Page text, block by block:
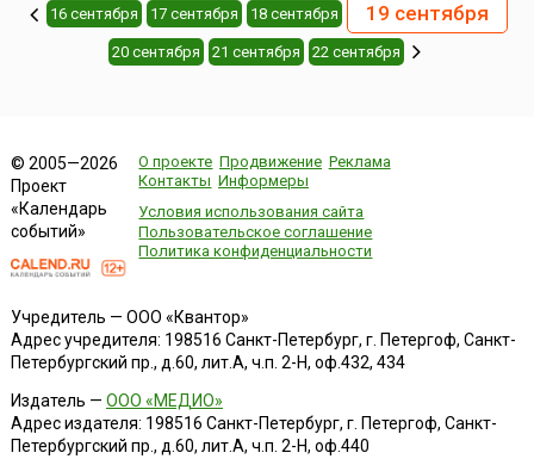
16 сентября 17 сентября 18 сентября 19 сентября
20 сентября 21 сентября 22 сентября
© 2005—2026
Проект
«Календарь
событий»
О проекте Продвижение Реклама
Контакты Информеры
Условия использования сайта
Пользовательское соглашение
Политика конфиденциальности
Учредитель — ООО «Квантор»
Адрес учредителя: 198516 Санкт-Петербург, г. Петергоф, Санкт-
Петербургский пр., д.60, лит.А, ч.п. 2-Н, оф.432, 434
Издатель — ООО «МЕДИО»
Адрес издателя: 198516 Санкт-Петербург, г. Петергоф, Санкт-
Петербургский пр., д.60, лит.А, ч.п. 2-Н, оф.440